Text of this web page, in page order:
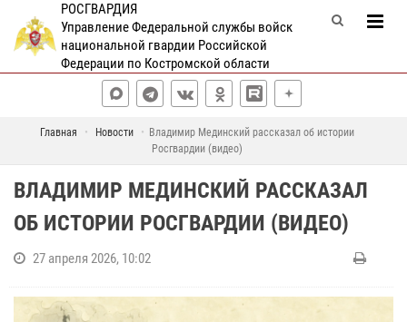
РОСГВАРДИЯ
Управление Федеральной службы войск
национальной гвардии Российской
Федерации по Костромской области
Главная Новости
Владимир Мединский рассказал об истории
Росгвардии (видео)
ВЛАДИМИР МЕДИНСКИЙ РАССКАЗАЛ
ОБ ИСТОРИИ РОСГВАРДИИ (ВИДЕО)
27 апреля 2026, 10:02